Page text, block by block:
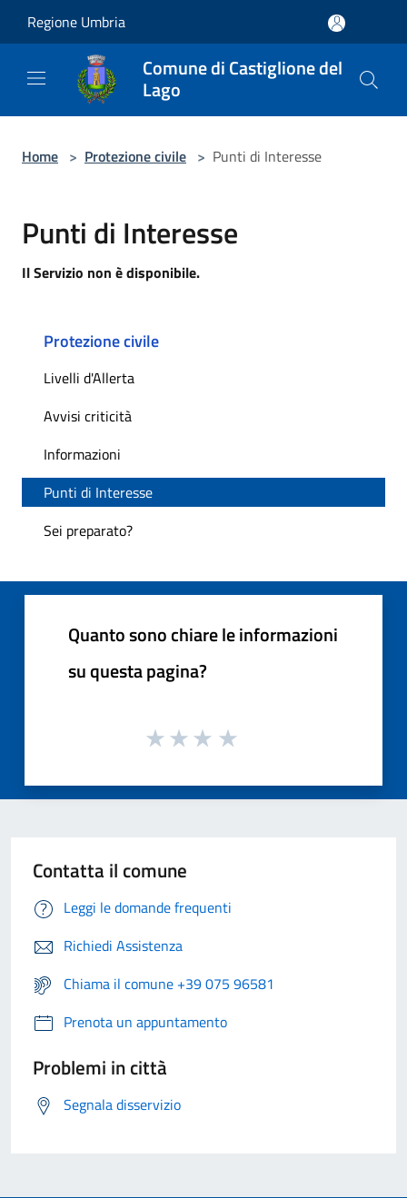
Regione Umbria
Comune di Castiglione del
Lago
Home > Protezione civile > Punti di Interesse
Punti di Interesse
Il Servizio non è disponibile.
Protezione civile
Livelli d'Allerta
Avvisi criticità
Informazioni
Punti di Interesse
Sei preparato?
Quanto sono chiare le informazioni
su questa pagina?
Contatta il comune
Leggi le domande frequenti
Richiedi Assistenza
Chiama il comune +39 075 96581
Prenota un appuntamento
Problemi in città
Segnala disservizio